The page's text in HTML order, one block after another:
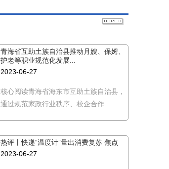
青海省互助土族自治县推动月嫂、保姆、
护老等职业规范化发展...
2023-06-27
核心阅读青海省海东市互助土族自治县，
通过规范家政行业秩序、校企合作
热评丨快递“温度计”量出消费复苏 焦点
2023-06-27